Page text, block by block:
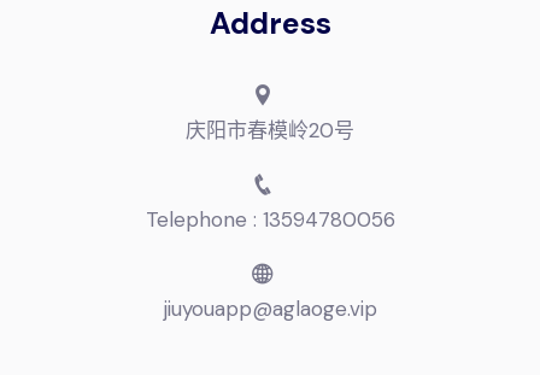
Address
庆阳市春模岭20号
Telephone : 13594780056
jiuyouapp@aglaoge.vip